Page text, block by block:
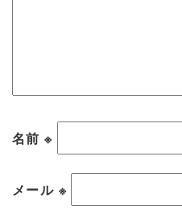
名前※
メール ※